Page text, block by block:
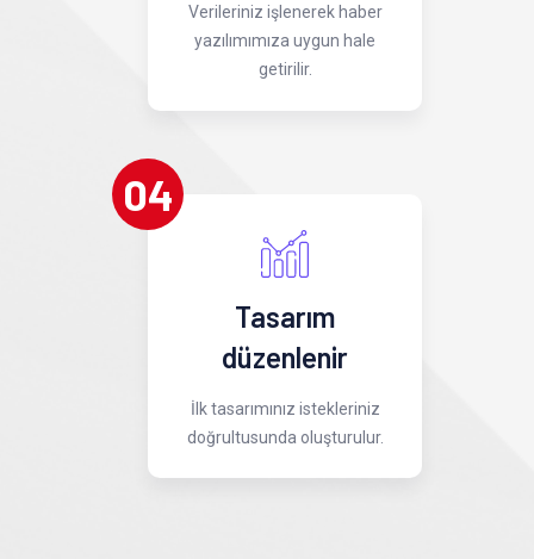
Verileriniz işlenerek haber
yazılımımıza uygun hale
getirilir.
04
Tasarım
düzenlenir
İlk tasarımınız istekleriniz
doğrultusunda oluşturulur.